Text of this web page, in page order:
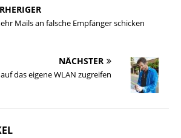
Mails an falsche Empfänger schicken
NÄCHSTER
das eigene WLAN zugreifen